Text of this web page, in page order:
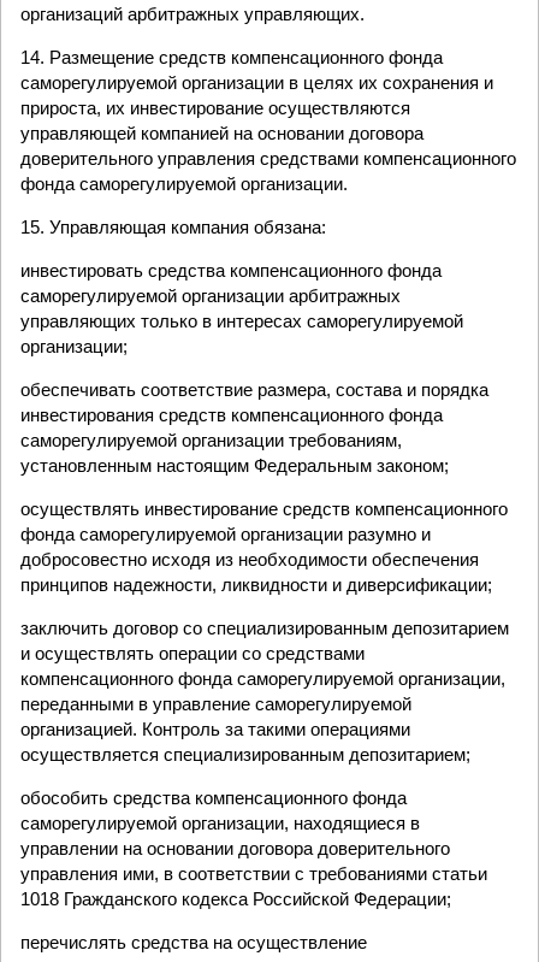
организаций арбитражных управляющих.
14. Размещение средств компенсационного фонда
саморегулируемой организации в целях их сохранения и
прироста, их инвестирование осуществляются
управляющей компанией на основании договора
доверительного управления средствами компенсационного
фонда саморегулируемой организации.
15. Управляющая компания обязана:
инвестировать средства компенсационного фонда
саморегулируемой организации арбитражных
управляющих только в интересах саморегулируемой
организации;
обеспечивать соответствие размера, состава и порядка
инвестирования средств компенсационного фонда
саморегулируемой организации требованиям,
установленным настоящим Федеральным законом;
осуществлять инвестирование средств компенсационного
фонда саморегулируемой организации разумно и
добросовестно исходя из необходимости обеспечения
принципов надежности, ликвидности и диверсификации;
заключить договор со специализированным депозитарием
и осуществлять операции со средствами
компенсационного фонда саморегулируемой организации,
переданными в управление саморегулируемой
организацией. Контроль за такими операциями
осуществляется специализированным депозитарием;
обособить средства компенсационного фонда
саморегулируемой организации, находящиеся в
управлении на основании договора доверительного
управления ими, в соответствии с требованиями статьи
1018 Гражданского кодекса Российской Федерации;
перечислять средства на осуществление